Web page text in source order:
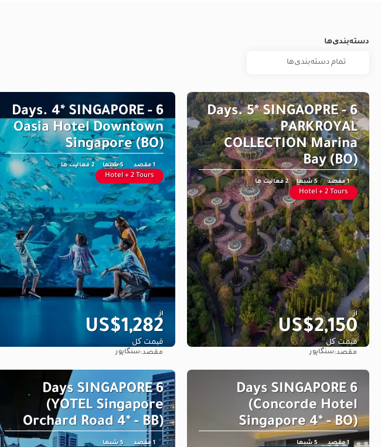
دسته‌بندی‌ها
6 Days. 5* SINGAOPRE -
PARKROYAL
COLLECTION Marina
Bay (BO)
1 مقصد 5 شبها 2 فعالیت ها
Hotel + 2 Tours
از
US$2,150
قیمت کل
مقصد:سنگاپور
6 Days. 4* SINGAPORE -
Oasia Hotel Downtown
Singapore (BO)
1 مقصد 5 شبها 2 فعالیت ها
Hotel + 2 Tours
از
US$1,282
قیمت کل
مقصد:سنگاپور
6 Days SINGAPORE
(Concorde Hotel
Singapore 4* - BO)
1 مقصد 5 شبها
6 Days SINGAPORE
(YOTEL Singapore
Orchard Road 4* - BB)
1 مقصد 5 شبها